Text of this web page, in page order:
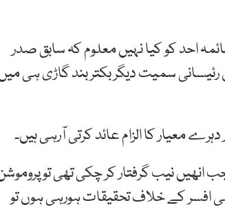
احد کو کیا نہیں معلوم کہ سابق صدر
سمیت دیگر بکتر بند گاڑی ہی
معیار کا الزام عائد کرتی آرہی ہیں۔
نیب گرفتار کر چکی تھی تو
افسر کے خلاف تحقیقات ہورہی ہوں تو